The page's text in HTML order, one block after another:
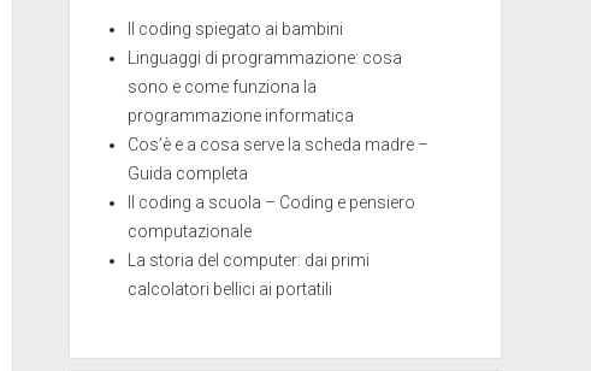
Il coding spiegato ai bambini
Linguaggi di programmazione: cosa
sono e come funziona la
programmazione informatica
Cos’è e a cosa serve la scheda madre –
Guida completa
Il coding a scuola – Coding e pensiero
computazionale
La storia del computer: dai primi
calcolatori bellici ai portatili